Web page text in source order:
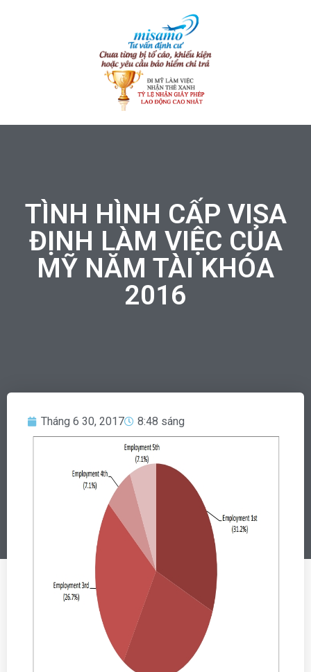
TÌNH HÌNH CẤP VISA
ĐỊNH LÀM VIỆC CỦA
MỸ NĂM TÀI KHÓA
2016
Tháng 6 30, 2017 8:48 sáng